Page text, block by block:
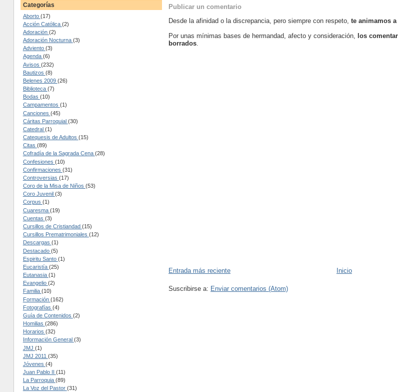
Categorías
Aborto (17)
Acción Católica (2)
Adoración (2)
Adoración Nocturna (3)
Adviento (3)
Agenda (6)
Avisos (232)
Bautizos (8)
Belenes 2009 (26)
Biblioteca (7)
Bodas (10)
Campamentos (1)
Canciones (45)
Cáritas Parroquial (30)
Catedral (1)
Catequesis de Adultos (15)
Citas (89)
Cofradía de la Sagrada Cena (28)
Confesiones (10)
Confirmaciones (31)
Controversias (17)
Coro de la Misa de Niños (53)
Coro Juvenil (3)
Corpus (1)
Cuaresma (19)
Cuentas (3)
Cursillos de Cristiandad (15)
Cursillos Prematrimoniales (12)
Descargas (1)
Destacado (5)
Espiritu Santo (1)
Eucaristía (25)
Eutanasia (1)
Evangelio (2)
Familia (10)
Formación (162)
Fotografías (4)
Guía de Contenidos (2)
Homilias (286)
Horarios (32)
Información General (3)
JMJ (1)
JMJ 2011 (35)
Jóvenes (4)
Juan Pablo II (11)
La Parroquia (89)
La Voz del Pastor (31)
Publicar un comentario
Desde la afinidad o la discrepancia, pero siempre con respeto,te animamos
Por unas mínimas bases de hermandad, afecto y consideración, los
borrados.
Entrada más reciente Inicio
Suscribirse a: Enviar comentarios (Atom)